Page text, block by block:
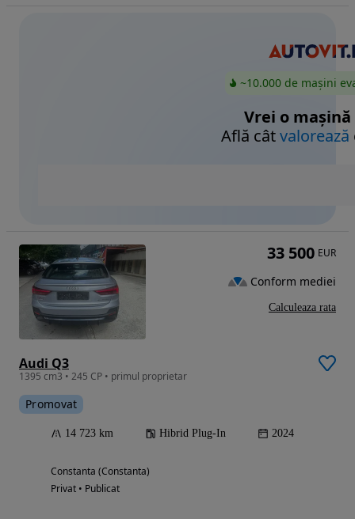
~10.000 de mașini
Vrei o mașină
Află câtvalorează
Audi Q3
1395 cm3 • 245 CP • primul proprietar
Promovat
14 723 km Hibrid Plug-In 2024
Constanta (Constanta)
Privat • Publicat
33 500 EUR
Conform mediei
Calculeaza rata